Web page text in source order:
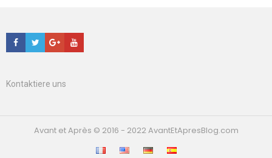
Facebook
TwitterGoogle+Youtube
Kontaktiere uns
Avant et Après © 2016 - 2022 AvantEtApresBlog.com